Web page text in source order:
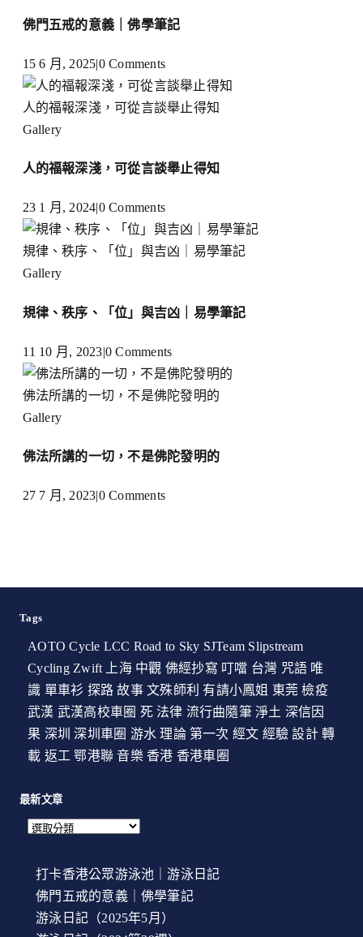
佛門五戒的意義｜佛學筆記
15 6 月, 2025|0 Comments
人的福報深淺，可從言談舉止得知
Gallery
人的福報深淺，可從言談舉止得知
23 1 月, 2024|0 Comments
規律、秩序、「位」與吉凶｜易學筆記
Gallery
規律、秩序、「位」與吉凶｜易學筆記
11 10 月, 2023|0 Comments
佛法所講的一切，不是佛陀發明的
Gallery
佛法所講的一切，不是佛陀發明的
27 7 月, 2023|0 Comments
Tags
AOTO Cycle LCC Road to Sky SJTeam Slipstream
Cycling Zwift 上海 中觀 佛經抄寫 叮噹 台灣 咒語 唯
識 單車衫 探路 故事 文殊師利 有請小鳳姐 東莞 檢疫
武漢 武漢高校車圈 死 法律 流行曲隨筆 淨土 深信因
果 深圳 深圳車圈 游水 理論 第一次 經文 經驗 設計 轉
載 返工 鄂港聯 音樂 香港 香港車圈
最新文章
打卡香港公眾游泳池｜游泳日記
佛門五戒的意義｜佛學筆記
游泳日記（2025年5月）